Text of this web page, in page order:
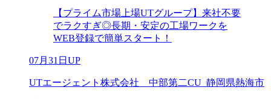
【プライム市場上場UTグループ】来社不要
でラクすぎ◎長期・安定の工場ワークを
WEB登録で簡単スタート！
07月31日UP
UTエージェント株式会社 中部第二CU_静岡県熱海市